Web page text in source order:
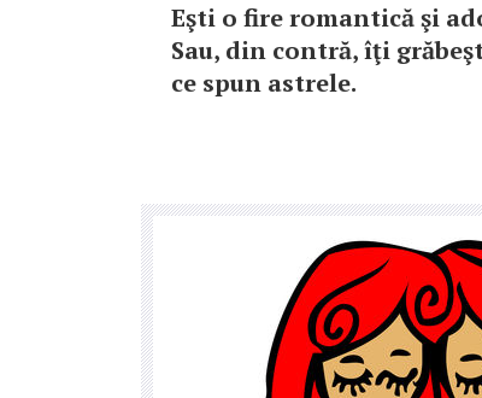
Eşti o fire romantică şi
Sau, din contră, îţi
ce spun astrele.